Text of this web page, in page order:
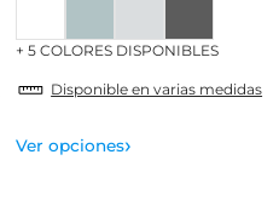
+ 5 COLORES DISPONIBLES
Disponible en varias medidas
Ver opciones›